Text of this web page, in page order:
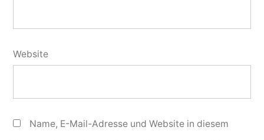
Website
Name, E-Mail-Adresse und Website in diesem